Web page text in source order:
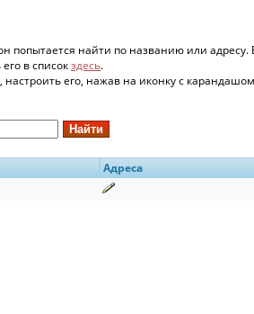
попытается найти по названию или
в списокздесь.
настроить его, нажав на иконку с
Адреса